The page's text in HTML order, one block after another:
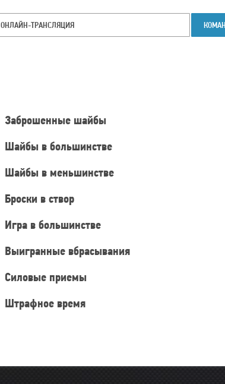
ОНЛАЙН-ТРАНСЛЯЦИЯ
Заброшенные шайбы
Шайбы в большинстве
Шайбы в меньшинстве
Броски в створ
Игра в большинстве
Выигранные вбрасывания
Силовые приемы
Штрафное время